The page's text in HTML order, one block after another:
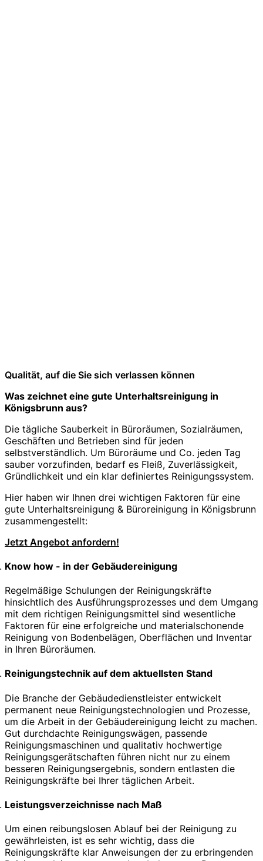
Qualität, auf die Sie sich verlassen können
Was zeichnet eine gute Unterhaltsreinigung in
Königsbrunn aus?
Die tägliche Sauberkeit in Büroräumen, Sozialräumen,
Geschäften und Betrieben sind für jeden
selbstverständlich. Um Büroräume und Co. jeden Tag
sauber vorzufinden, bedarf es Fleiß, Zuverlässigkeit,
Gründlichkeit und ein klar definiertes Reinigungssystem.
Hier haben wir Ihnen drei wichtigen Faktoren für eine
gute Unterhaltsreinigung & Büroreinigung in Königsbrunn
zusammengestellt:
Jetzt Angebot anfordern!
Know how - in der Gebäudereinigung
Regelmäßige Schulungen der Reinigungskräfte
hinsichtlich des Ausführungsprozesses und dem Umgang
mit dem richtigen Reinigungsmittel sind wesentliche
Faktoren für eine erfolgreiche und materialschonende
Reinigung von Bodenbelägen, Oberflächen und Inventar
in Ihren Büroräumen.
Reinigungstechnik auf dem aktuellsten Stand
Die Branche der Gebäudedienstleister entwickelt
permanent neue Reinigungstechnologien und Prozesse,
um die Arbeit in der Gebäudereinigung leicht zu machen.
Gut durchdachte Reinigungswägen, passende
Reinigungsmaschinen und qualitativ hochwertige
Reinigungsgerätschaften führen nicht nur zu einem
besseren Reinigungsergebnis, sondern entlasten die
Reinigungskräfte bei Ihrer täglichen Arbeit.
Leistungsverzeichnisse nach Maß
Um einen reibungslosen Ablauf bei der Reinigung zu
gewährleisten, ist es sehr wichtig, dass die
Reinigungskräfte klar Anweisungen der zu erbringenden